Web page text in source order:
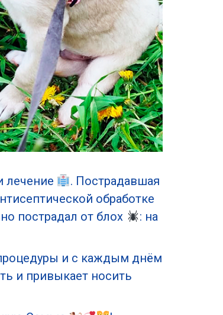
лечение
. Пострадавшая
обработке
пострадал от блох
: на
и с каждым днём
и привыкает носить